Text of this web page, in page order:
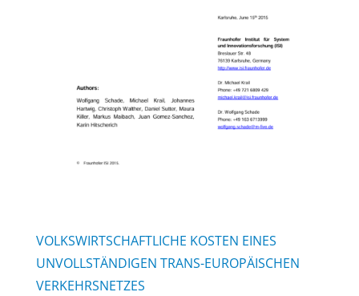
VOLKSWIRTSCHAFTLICHE KOSTEN EINES
UNVOLLSTÄNDIGEN TRANS-EUROPÄISCHEN
VERKEHRSNETZES